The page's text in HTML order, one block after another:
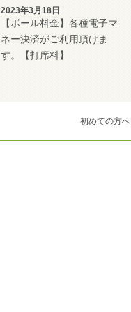
2023年3月18日
【ボール料金】各種電子マ
ネー決済がご利用頂けま
す。【打席料】
初めての方へ